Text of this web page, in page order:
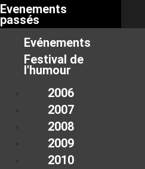
Evenements
passés
Evénements
Festival de
l'humour
2006
2007
2008
2009
2010